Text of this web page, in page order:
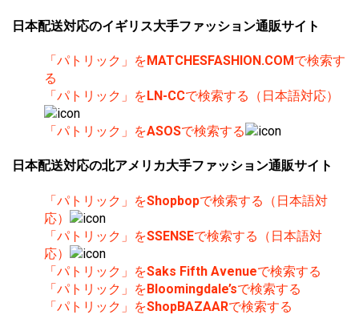
日本配送対応のイギリス大手ファッション通販サイト
「パトリック」を MATCHESFASHION.COM で検索す
る
「パトリック」を LN-CCで検索する（日本語対応）
「パトリック」をASOSで検索する
日本配送対応の北アメリカ大手ファッション通販サイト
「パトリック」をShopbopで検索する（日本語対
応）
「パトリック」をSSENSEで検索する（日本語対
応）
「パトリック」をSaks Fifth Avenueで検索する
「パトリック」をBloomingdale’sで検索する
「パトリック」をShopBAZAARで検索する